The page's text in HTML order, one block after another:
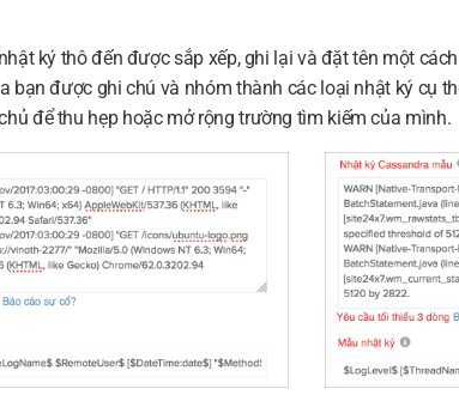
ký thô đến được sắp xếp, ghi lại và đặt tên một
bạn được ghi chú và nhóm thành các loại nhật ký cụ
để thu hẹp hoặc mở rộng trường tìm kiếm của mình.